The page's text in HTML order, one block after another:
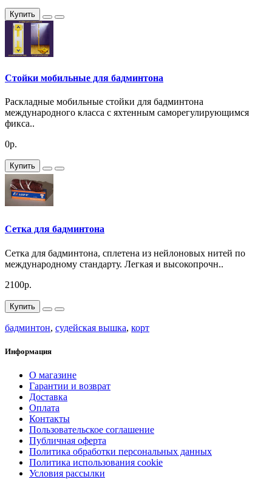
Купить
Стойки мобильные для бадминтона
Раскладные мобильные стойки для бадминтона
международного класса с яхтенным саморегулирующимся
фикса..
0р.
Купить
Сетка для бадминтона
Сетка для бадминтона, сплетена из нейлоновых нитей по
международному стандарту. Легкая и высокопрочн..
2100р.
Купить
бадминтон, судейская вышка, корт
Информация
О магазине
Гарантии и возврат
Доставка
Оплата
Контакты
Пользовательское соглашение
Публичная оферта
Политика обработки персональных данных
Политика использования cookie
Условия рассылки